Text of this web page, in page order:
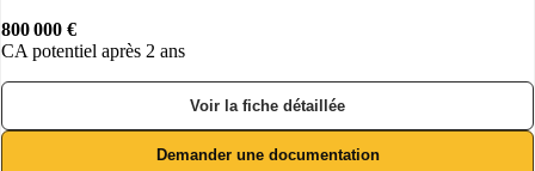
800 000 €
CA potentiel après 2 ans
Voir la fiche détaillée
Demander une documentation